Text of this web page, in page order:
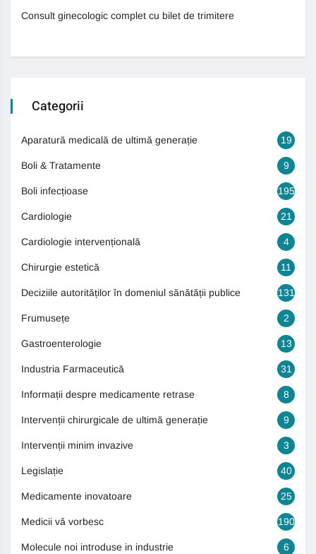
Consult ginecologic complet cu bilet de trimitere
Categorii
Aparatură medicală de ultimă generație 19
Boli & Tratamente 9
Boli infecțioase 195
Cardiologie 21
Cardiologie intervențională 4
Chirurgie estetică 11
Deciziile autorităților în domeniul sănătății publice 131
Frumusețe 2
Gastroenterologie 13
Industria Farmaceutică 31
Informații despre medicamente retrase 8
Intervenții chirurgicale de ultimă generație 9
Intervenții minim invazive 3
Legislație 40
Medicamente inovatoare 25
Medicii vă vorbesc 190
Molecule noi introduse in industrie 6